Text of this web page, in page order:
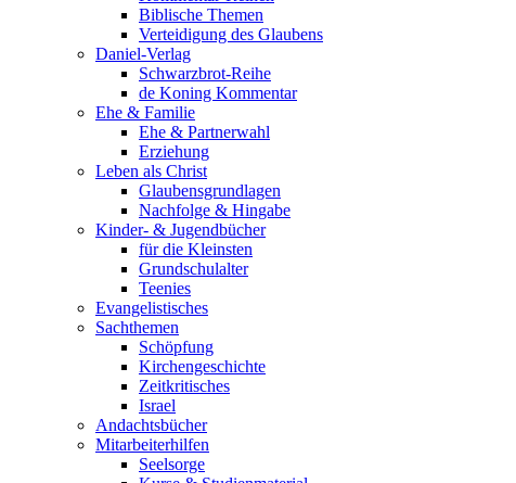
Biblische Themen
Verteidigung des Glaubens
Daniel-Verlag
Schwarzbrot-Reihe
de Koning Kommentar
Ehe & Familie
Ehe & Partnerwahl
Erziehung
Leben als Christ
Glaubensgrundlagen
Nachfolge & Hingabe
Kinder- & Jugendbücher
für die Kleinsten
Grundschulalter
Teenies
Evangelistisches
Sachthemen
Schöpfung
Kirchengeschichte
Zeitkritisches
Israel
Andachtsbücher
Mitarbeiterhilfen
Seelsorge